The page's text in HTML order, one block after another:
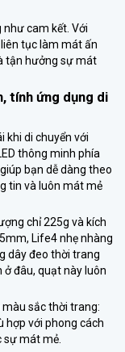
cam kết. Với
tục làm mát ấn
tận hưởng sự mát
tính ứng dụng di
khi di chuyển với
thông minh phía
bạn dễ dàng theo
tin và luôn mát mẻ
chỉ 225g và kích
Life4 nhẹ nhàng
dây đeo thời trang
ở đâu, quạt này luôn
màu sắc thời trang:
hợp với phong cách
sự mát mẻ.